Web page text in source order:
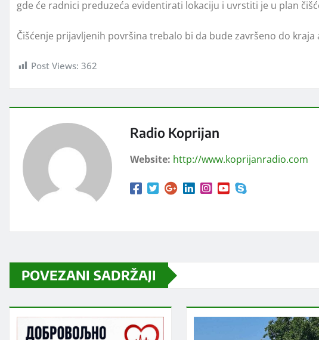
gde će radnici preduzeća evidentirati lokaciju i uvrstiti je u plan
Čišćenje prijavljenih površina trebalo bi da bude završeno do kraja
Post Views: 362
Radio Koprijan
Website: http://www.koprijanradio.com
POVEZANI SADRŽAJI